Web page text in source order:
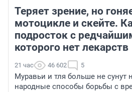
Теряет зрение, но
мотоцикле и скейте.
подросток с
которого нет лекарств
21 час 46 602 5
Муравьи и тля больше не сунут
народные способы борьбы с